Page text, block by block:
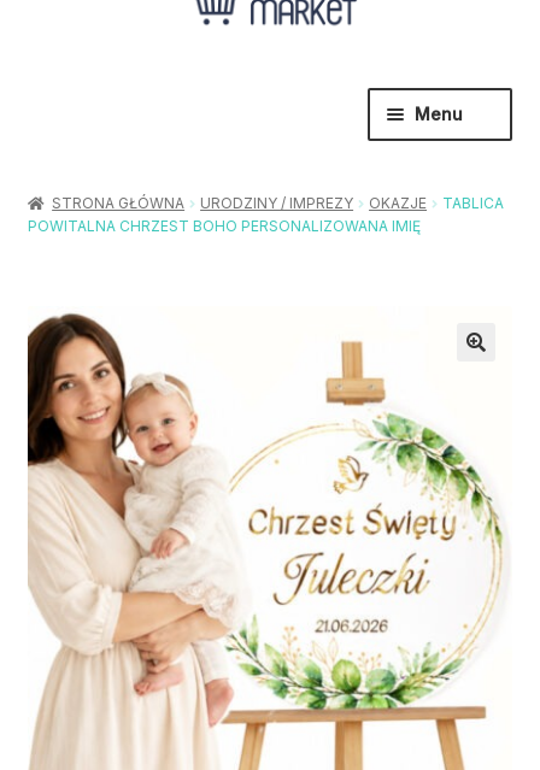
Menu
menu
Urodziny / Imprezy
Stroje / Dodatki
Rozwiń
Akcesoria Party
Moje konto
Koszyk
STRONA GŁÓWNA URODZINY / IMPREZY OKAZJE
TABLICA
POWITALNA CHRZEST BOHO PERSONALIZOWANA IMIĘ